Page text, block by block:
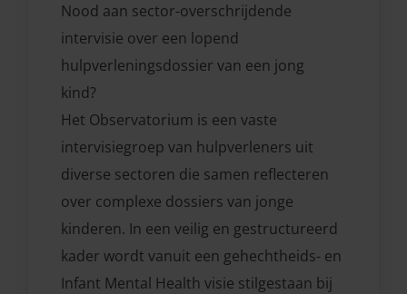
Nood aan sector-overschrijdende
intervisie over een lopend
hulpverleningsdossier van een jong
kind?
Het Observatorium is een vaste
intervisiegroep van hulpverleners uit
diverse sectoren die samen reflecteren
over complexe dossiers van jonge
kinderen. In een veilig en gestructureerd
kader wordt vanuit een gehechtheids- en
Infant Mental Health visie stilgestaan bij